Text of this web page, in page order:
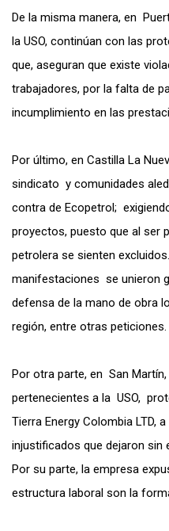
De la misma manera, en
la USO, continúan con las
que, aseguran que existe
trabajadores, por la falta de
incumplimiento en las
Por último, en Castilla La
sindicato y comunidades
contra de Ecopetrol;
proyectos, puesto que al ser
petrolera se sienten
manifestaciones se unieron
defensa de la mano de obra
región, entre otras peticiones.
Por otra parte, en San
pertenecientes a la USO,
Tierra Energy Colombia LTD,
injustificados que dejaron sin
Por su parte, la empresa
estructura laboral son la